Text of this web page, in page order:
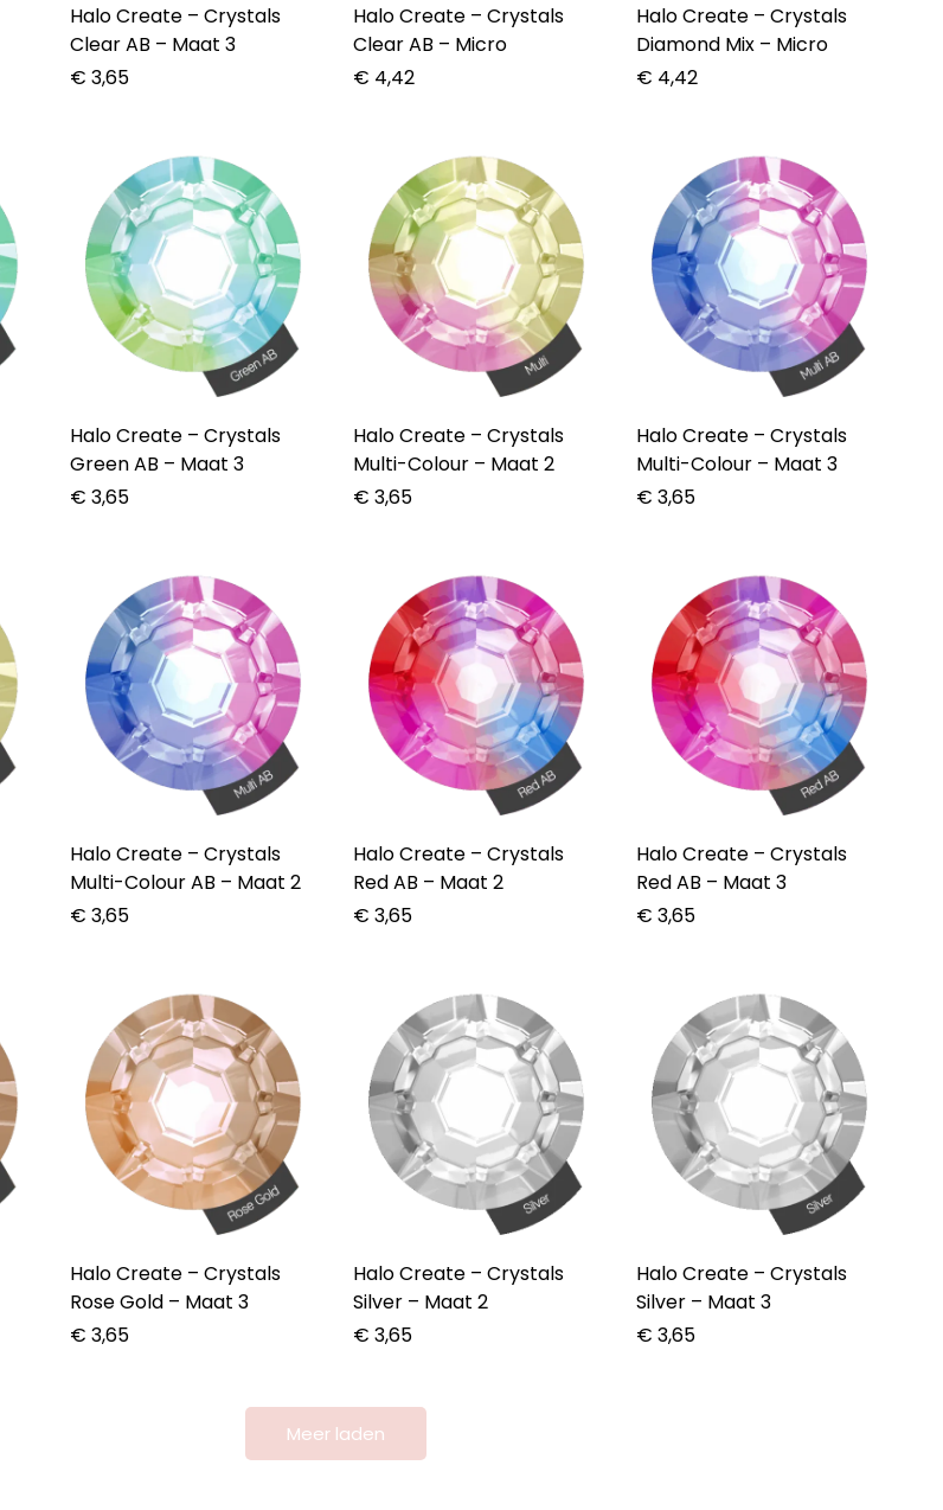
Halo Create – Crystals
Clear AB – Maat 3
€ 3,65
Halo Create – Crystals
Clear AB – Micro
€ 4,42
Halo Create – Crystals
Diamond Mix – Micro
€ 4,42
Halo Create – Crystals
Green AB – Maat 3
€ 3,65
Halo Create – Crystals
Multi-Colour – Maat 2
€ 3,65
Halo Create – Crystals
Multi-Colour – Maat 3
€ 3,65
Halo Create – Crystals
Multi-Colour AB – Maat 2
€ 3,65
Halo Create – Crystals
Red AB – Maat 2
€ 3,65
Halo Create – Crystals
Red AB – Maat 3
€ 3,65
Halo Create – Crystals
Rose Gold – Maat 3
€ 3,65
Halo Create – Crystals
Silver – Maat 2
€ 3,65
Halo Create – Crystals
Silver – Maat 3
€ 3,65
Meer laden